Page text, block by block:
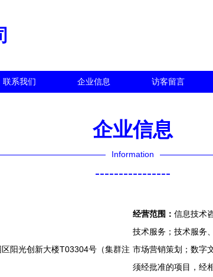
联系我们 企业信息 访客留言
企业信息
Information
----------------
阳光创新大楼T03304号（集群注
经营范围： 信息技术
技术服务；技术服务
市场营销策划；数字
须经批准的项目，经